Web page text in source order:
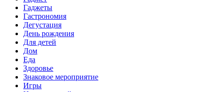
Гаджеты
Гастрономия
Дегустация
День рождения
Для детей
Дом
Еда
Здоровье
Знаковое мероприятие
Игры